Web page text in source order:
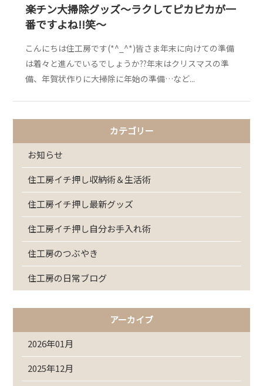
楽チン大掃除グッズ～ラクしてピカピカが一
番ですよね!!笑～
こんにちは住工房です(*^_^*)皆さま年末に向けての準備
は着々と進んでいるでしょうか??年末はクリスマスの準
備、年賀状作りに大掃除に年始の準備…など...
カテゴリー
お知らせ
住工房イチ押し収納術＆生活術
住工房イチ押し最新グッズ
住工房イチ押し自分お手入れ術
住工房のつぶやき
住工房の日常ブログ
アーカイブ
2026年01月
2025年12月